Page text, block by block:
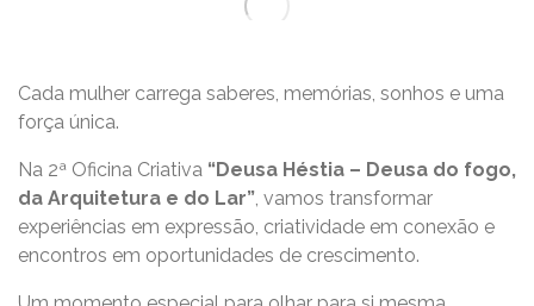
Cada mulher carrega saberes, memórias, sonhos e uma
força única.
Na 2ª Oficina Criativa “Deusa Héstia – Deusa do fogo,
da Arquitetura e do Lar”, vamos transformar
experiências em expressão, criatividade em conexão e
encontros em oportunidades de crescimento.